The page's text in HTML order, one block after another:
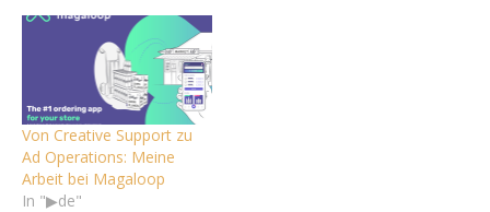
Von Creative Support zu
Ad Operations: Meine
Arbeit bei Magaloop
In "▶de"